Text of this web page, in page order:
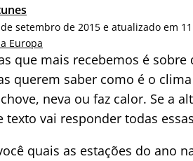
setembro de 2015 e atualizado em
Europa
que mais recebemos é
querem saber como é o
neva ou faz calor. Se a
texto vai responder todas
quais as estações do ano